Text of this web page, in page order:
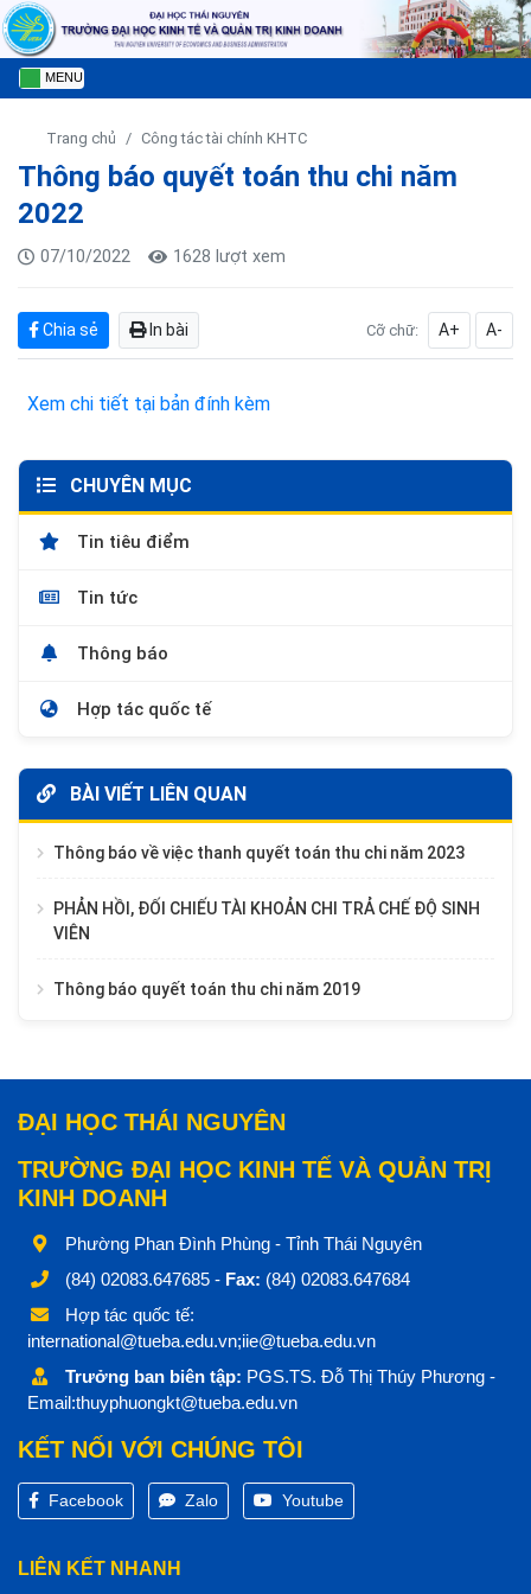
MENU
Trang chủ Công tác tài chính KHTC
Thông báo quyết toán thu chi năm
2022
07/10/2022 1628 lượt xem
Chia sẻ In bài Cỡ chữ: A+ A-
Xem chi tiết tại bản đính kèm
CHUYÊN MỤC
Tin tiêu điểm
Tin tức
Thông báo
Hợp tác quốc tế
BÀI VIẾT LIÊN QUAN
Thông báo về việc thanh quyết toán thu chi năm 2023
PHẢN HỒI, ĐỐI CHIẾU TÀI KHOẢN CHI TRẢ CHẾ ĐỘ SINH
VIÊN
Thông báo quyết toán thu chi năm 2019
ĐẠI HỌC THÁI NGUYÊN
TRƯỜNG ĐẠI HỌC KINH TẾ VÀ QUẢN TRỊ
KINH DOANH
Phường Phan Đình Phùng - Tỉnh Thái Nguyên
(84) 02083.647685 - Fax: (84) 02083.647684
Hợp tác quốc tế:
international@tueba.edu.vn;iie@tueba.edu.vn
Trưởng ban biên tập: PGS.TS. Đỗ Thị Thúy Phương -
Email:thuyphuongkt@tueba.edu.vn
KẾT NỐI VỚI CHÚNG TÔI
Facebook Zalo Youtube
LIÊN KẾT NHANH